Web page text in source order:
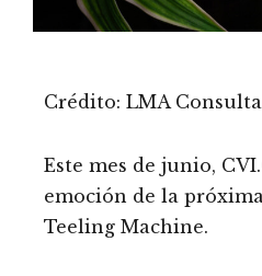
Crédito: LMA
Este mes de junio,
emoción de la
Teeling Machine.